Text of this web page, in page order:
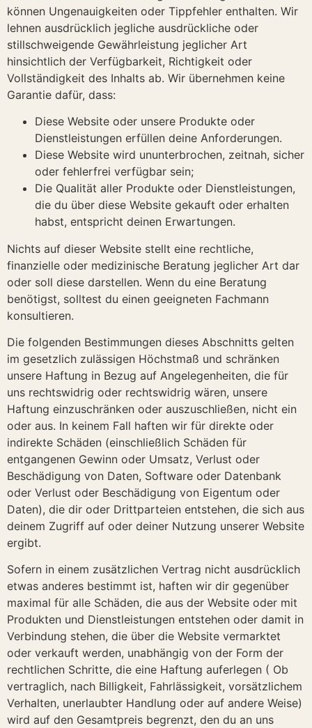
können Ungenauigkeiten oder Tippfehler enthalten. Wir
lehnen ausdrücklich jegliche ausdrückliche oder
stillschweigende Gewährleistung jeglicher Art
hinsichtlich der Verfügbarkeit, Richtigkeit oder
Vollständigkeit des Inhalts ab. Wir übernehmen keine
Garantie dafür, dass:
Diese Website oder unsere Produkte oder
Dienstleistungen erfüllen deine Anforderungen.
Diese Website wird ununterbrochen, zeitnah, sicher
oder fehlerfrei verfügbar sein;
Die Qualität aller Produkte oder Dienstleistungen,
die du über diese Website gekauft oder erhalten
habst, entspricht deinen Erwartungen.
Nichts auf dieser Website stellt eine rechtliche,
finanzielle oder medizinische Beratung jeglicher Art dar
oder soll diese darstellen. Wenn du eine Beratung
benötigst, solltest du einen geeigneten Fachmann
konsultieren.
Die folgenden Bestimmungen dieses Abschnitts gelten
im gesetzlich zulässigen Höchstmaß und schränken
unsere Haftung in Bezug auf Angelegenheiten, die für
uns rechtswidrig oder rechtswidrig wären, unsere
Haftung einzuschränken oder auszuschließen, nicht ein
oder aus. In keinem Fall haften wir für direkte oder
indirekte Schäden (einschließlich Schäden für
entgangenen Gewinn oder Umsatz, Verlust oder
Beschädigung von Daten, Software oder Datenbank
oder Verlust oder Beschädigung von Eigentum oder
Daten), die dir oder Drittparteien entstehen, die sich aus
deinem Zugriff auf oder deiner Nutzung unserer Website
ergibt.
Sofern in einem zusätzlichen Vertrag nicht ausdrücklich
etwas anderes bestimmt ist, haften wir dir gegenüber
maximal für alle Schäden, die aus der Website oder mit
Produkten und Dienstleistungen entstehen oder damit in
Verbindung stehen, die über die Website vermarktet
oder verkauft werden, unabhängig von der Form der
rechtlichen Schritte, die eine Haftung auferlegen ( Ob
vertraglich, nach Billigkeit, Fahrlässigkeit, vorsätzlichem
Verhalten, unerlaubter Handlung oder auf andere Weise)
wird auf den Gesamtpreis begrenzt, den du an uns